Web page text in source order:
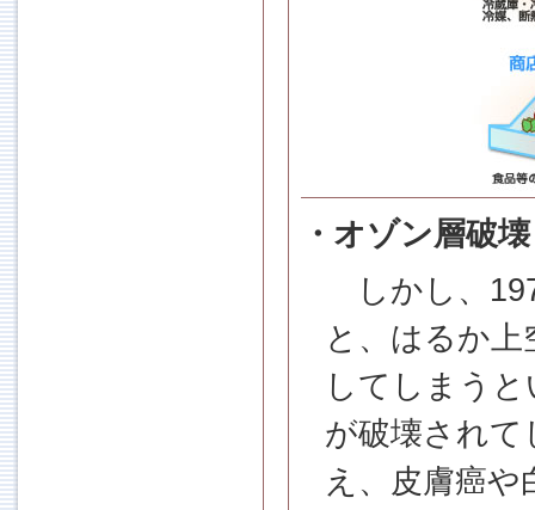
・オゾン層破
しかし、
と、はるか
してしまう
が破壊されて
え、皮膚癌